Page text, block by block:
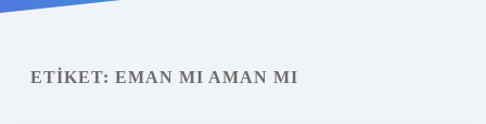
Yasal Uyarı
ETIKET: EMAN MI AMAN MI